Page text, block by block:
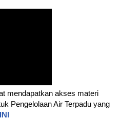
mendapatkan akses materi
Pengelolaan Air Terpadu yang